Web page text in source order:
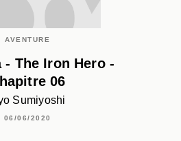
AVENTURE
- The Iron Hero -
06
Sumiyoshi
06/06/2020